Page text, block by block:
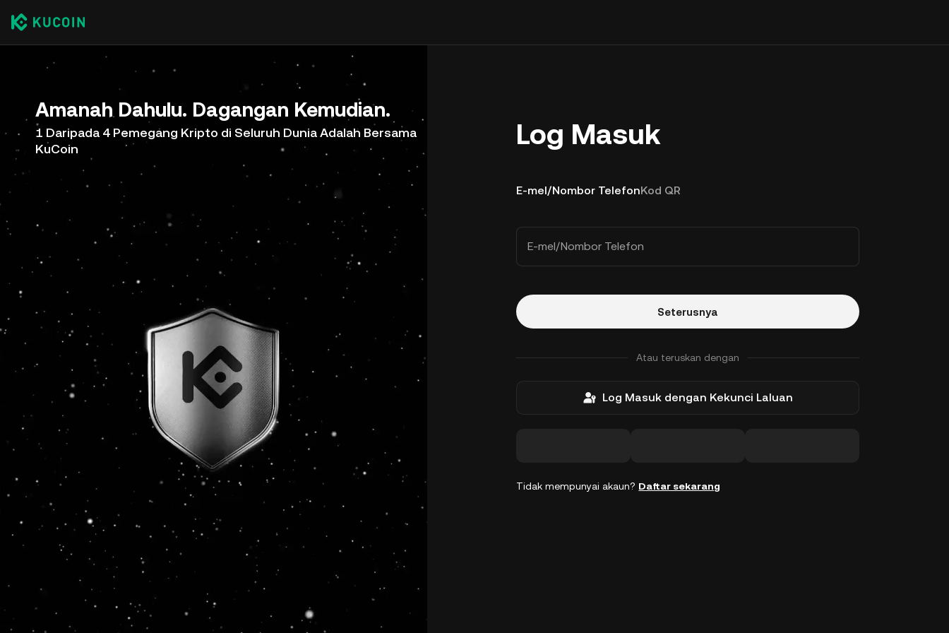
Amanah Dahulu. Dagangan Kemudian.
1 Daripada 4 Pemegang Kripto di Seluruh Dunia Adalah Bersama
KuCoin
Log Masuk
E-mel/Nombor TelefonKod QR
E-mel/Nombor Telefon
Seterusnya
Atau teruskan dengan
Log Masuk dengan Kekunci Laluan
Tidak mempunyai akaun? Daftar sekarang